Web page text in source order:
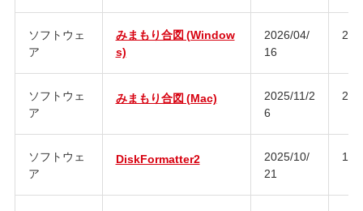
ソフトウェ
ア
みまもり合図 (Window
s)
2026/04/
16
ソフトウェ
ア
みまもり合図 (Mac)
2025/11/2
6
ソフトウェ
ア
DiskFormatter2
2025/10/
21